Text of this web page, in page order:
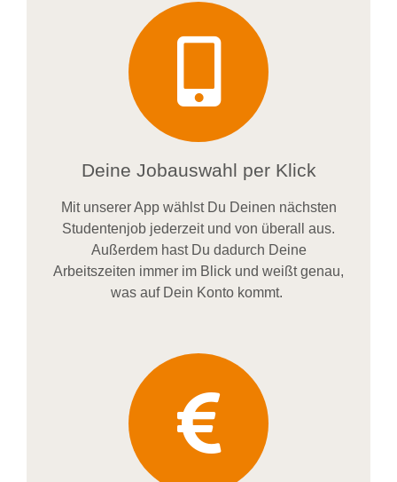
Deine Jobauswahl per Klick
Mit unserer App wählst Du Deinen nächsten
Studentenjob jederzeit und von überall aus.
Außerdem hast Du dadurch Deine
Arbeitszeiten immer im Blick und weißtgenau,
was auf Dein Konto kommt.